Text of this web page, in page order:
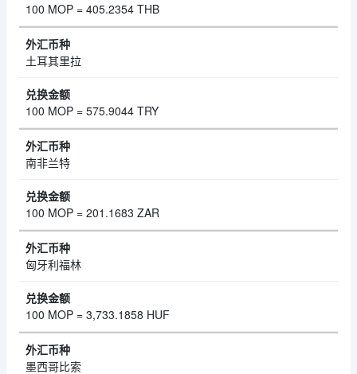
100 MOP = 405.2354 THB
土耳其里拉
100 MOP = 575.9044 TRY
南非兰特
100 MOP = 201.1683 ZAR
匈牙利福林
100 MOP = 3,733.1858 HUF
墨西哥比索